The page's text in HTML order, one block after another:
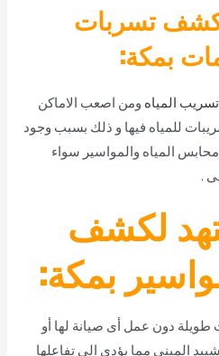
تسربات
بمكة:
تسريب المياه ومن اصعب الاماكن
للمياه فيها و ذلك بسبب وجود
محابس المياه والمواسير سواء
.
لكشف
بمكة:
دون عمل أى صيانة لها أو
المبنى مما يؤدي الى تفاعلها